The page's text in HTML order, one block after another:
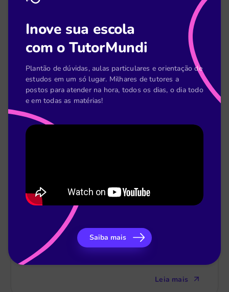
Verbos na Taxonomia de Bloom: como usar em
suas aulas
Leia mais
Thaís Benedetti
10 competências gerais da BNCC para a
Educação Básica
Leia mais
Inove sua escola
com o TutorMundi
Plantão de dúvidas, aulas particulares e orientação de
estudos em um só lugar. Milhares de tutores a
postos para atender na hora, todos os dias, o dia todo
e em todas as matérias!
Saiba mais